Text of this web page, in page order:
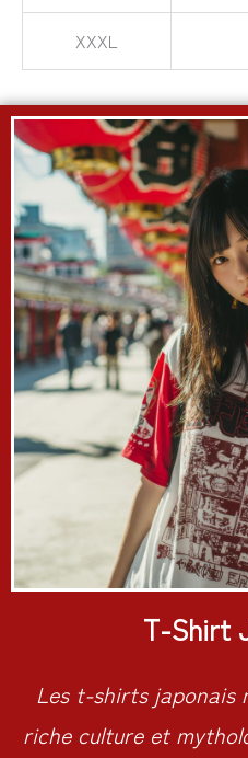
XXXL
T-Shirt
Les t-shirts japonais
riche culture et